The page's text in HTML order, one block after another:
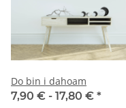
Do bin i dahoam
7,90 € - 17,80 € *